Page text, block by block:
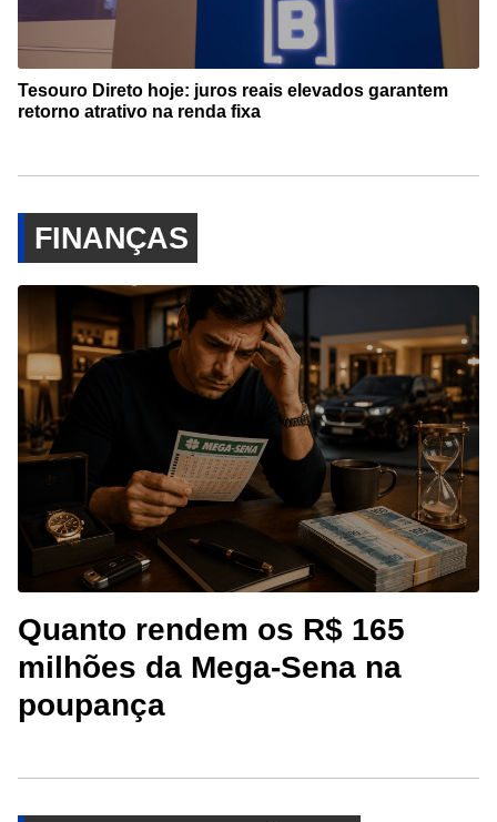
Tesouro Direto hoje: juros reais elevados garantem
retorno atrativo na renda fixa
FINANÇAS
Quanto rendem os R$ 165
milhões da Mega-Sena na
poupança